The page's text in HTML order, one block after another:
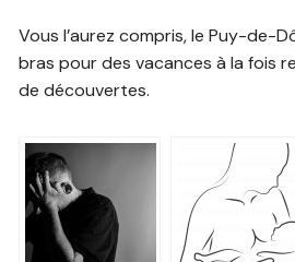
Vous l’aurez compris, le Puy-de-
bras pour des vacances à la fois
de découvertes.